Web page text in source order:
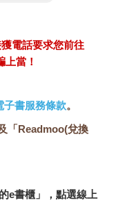
們當了一小陣子的朋
纖維化是一種隱性遺
驗是水平經驗。她在
囊狀纖維化這個身分
命中的許多東西，然
病治癒有方，不是因
心、想活得長。她在
生，與軟骨發育不全
久，她悲不可抑的父
狀纖維化的羊膜穿刺
先知道，就不會把蘿
生命可能會被否
電話要求您前往
當！
子書服務條款。
「Readmoo(兌換
e書櫃」，點選線上